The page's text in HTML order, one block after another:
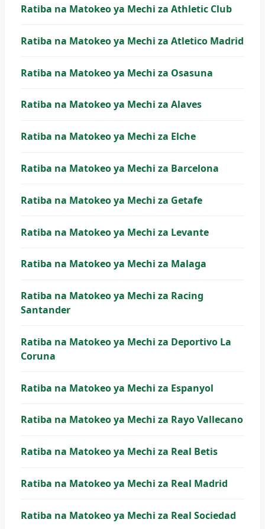
Ratiba na Matokeo ya Mechi za Athletic Club
Ratiba na Matokeo ya Mechi za Atletico Madrid
Ratiba na Matokeo ya Mechi za Osasuna
Ratiba na Matokeo ya Mechi za Alaves
Ratiba na Matokeo ya Mechi za Elche
Ratiba na Matokeo ya Mechi za Barcelona
Ratiba na Matokeo ya Mechi za Getafe
Ratiba na Matokeo ya Mechi za Levante
Ratiba na Matokeo ya Mechi za Malaga
Ratiba na Matokeo ya Mechi za Racing
Santander
Ratiba na Matokeo ya Mechi za Deportivo La
Coruna
Ratiba na Matokeo ya Mechi za Espanyol
Ratiba na Matokeo ya Mechi za Rayo Vallecano
Ratiba na Matokeo ya Mechi za Real Betis
Ratiba na Matokeo ya Mechi za Real Madrid
Ratiba na Matokeo ya Mechi za Real Sociedad